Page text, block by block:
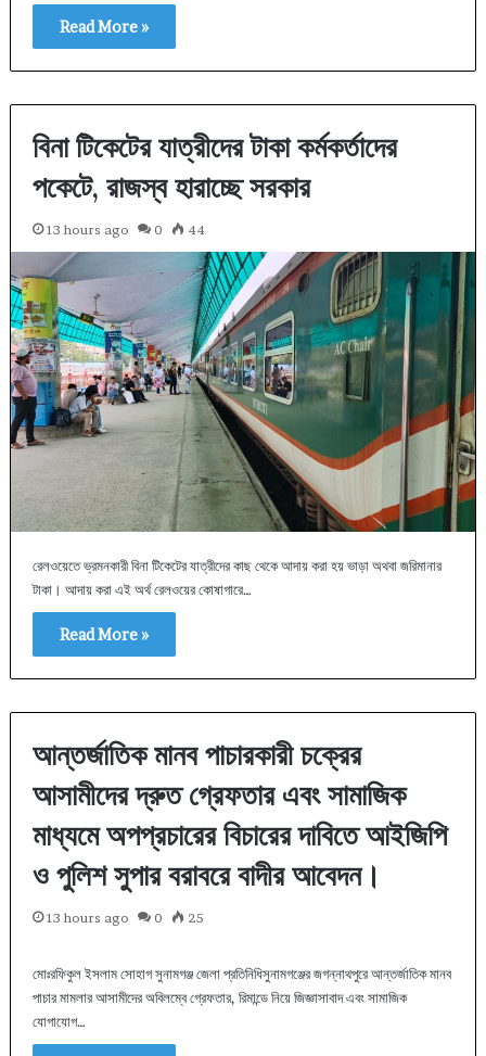
Read More »
বিনা টিকেটের যাত্রীদের টাকা কর্মকর্তাদের
পকেটে, রাজস্ব হারাচ্ছে সরকার
13 hours ago 0 44
‎রেলওয়েতে ভ্রমনকারী বিনা টিকেটের যাত্রীদের কাছ থেকে আদায় করা হয় ভাড়া অথবা জরিমানার
টাকা। আদায় করা এই অর্থ রেলওয়ের কোষাগারে…
Read More »
আন্তর্জাতিক মানব পাচারকারী চক্রের
আসামীদের দ্রুত গ্রেফতার এবং সামাজিক
মাধ্যমে অপপ্রচারের বিচারের দাবিতে আইজিপি
ও পুলিশ সুপার বরাবরে বাদীর আবেদন।
13 hours ago 0 25
মোঃরফিকুল ইসলাম সোহাগ সুনামগঞ্জ জেলা প্রতিনিধিসুনামগঞ্জের জগন্নাথপুরে আন্তর্জাতিক মানব
পাচার মামলার আসামীদের অবিলম্বে গ্রেফতার, রিমান্ডে নিয়ে জিজ্ঞাসাবাদ এবং সামাজিক
যোগাযোগ…